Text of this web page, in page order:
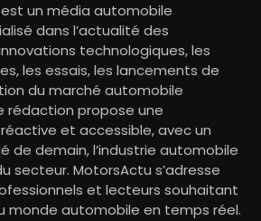
est un média automobile
dans l’actualité des
technologiques, les
les essais, les lancements de
du marché automobile
rédaction propose une
et accessible, avec un
de demain, l’industrie automobile
secteur. MotorsActu s’adresse
et lecteurs souhaitant
monde automobile en temps réel.